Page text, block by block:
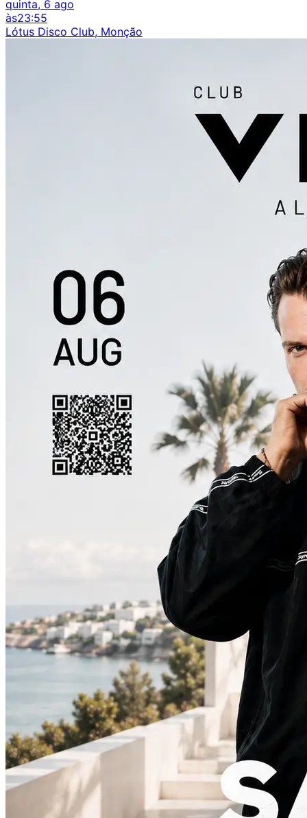
quinta, 6 ago
às23:55
Lótus Disco Club, Monção